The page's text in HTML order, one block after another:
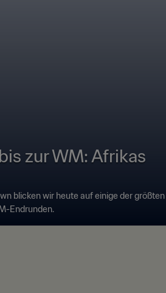
zur WM: Afrikas
blicken wir heute auf einige der
Endrunden.